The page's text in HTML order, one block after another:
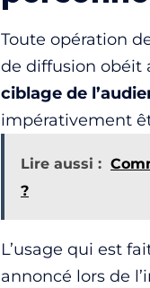
Toute opération
de diffusion obéit
ciblage de
impérativement
Lire aussi :
?
L’usage qui est
annoncé lors de